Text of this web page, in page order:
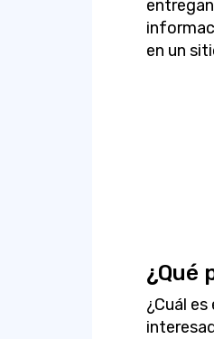
en un
¿Qué
¿Cuál